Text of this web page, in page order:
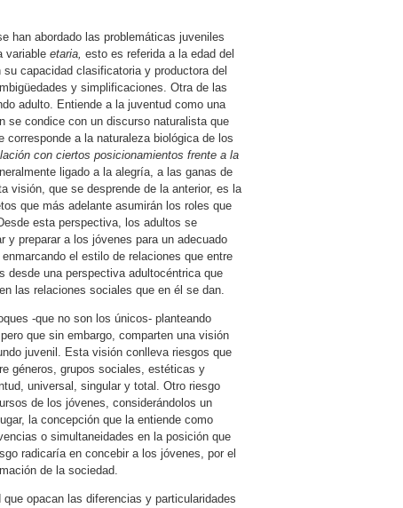
han abordado las problemáticas juveniles
variable etaria, esto es referida a la edad del
capacidad clasificatoria y productora del
y simplificaciones. Otra de las
adulto. Entiende a la juventud como una
se condice con un discurso naturalista que
a la naturaleza biológica de los
con ciertos posicionamientos frente a la
ligado a la alegría, a las ganas de
visión, que se desprende de la anterior, es la
que más adelante asumirán los roles que
esta perspectiva, los adultos se
preparar a los jóvenes para un adecuado
el estilo de relaciones que entre
desde una perspectiva adultocéntrica que
las relaciones sociales que en él se dan.
-que no son los únicos- planteando
que sin embargo, comparten una visión
juvenil. Esta visión conlleva riesgos que
géneros, grupos sociales, estéticas y
universal, singular y total. Otro riesgo
de los jóvenes, considerándolos un
la concepción que la entiende como
o simultaneidades en la posición que
radicaría en concebir a los jóvenes, por el
de la sociedad.
opacan las diferencias y particularidades